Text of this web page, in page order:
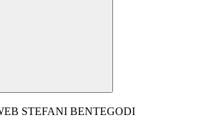
STEFANI BENTEGODI